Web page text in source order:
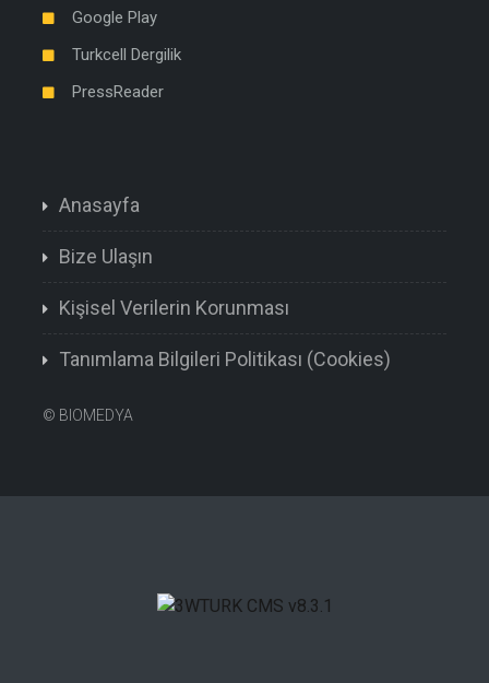
Google Play
Turkcell Dergilik
PressReader
Anasayfa
Bize Ulaşın
Kişisel Verilerin Korunması
Tanımlama Bilgileri Politikası (Cookies)
© BIOMEDYA